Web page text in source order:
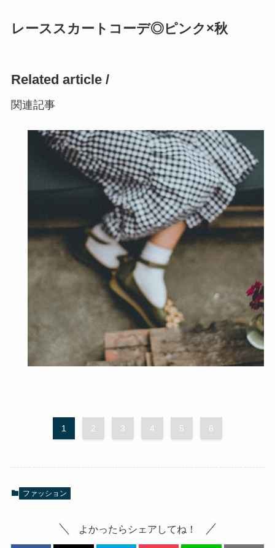
レーススカートコーデ◎ピンク×秋
Related article /
関連記事
1 2 3 4 5 6
ファッション
よかったらシェアしてね！